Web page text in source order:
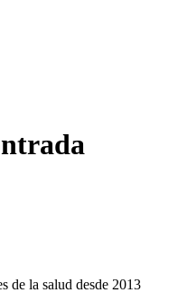
de la salud desde 2013